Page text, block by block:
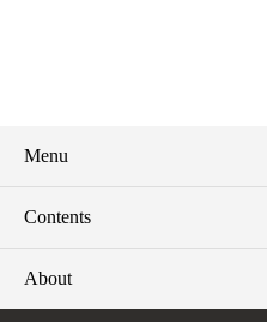
Menu
Contents
About